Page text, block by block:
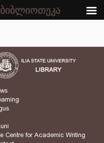
Centre for Academic Writing
ბიბლიოთეკა